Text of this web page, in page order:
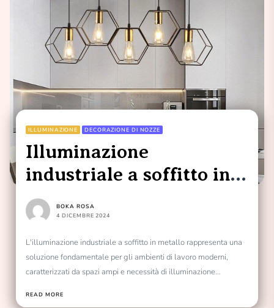
ILLUMINAZIONE DECORAZIONE DI NOZZE
Illuminazione
industriale a soffitto in
metallo
BOKA ROSA
4 DICEMBRE 2024
L'illuminazione industriale a soffitto in metallo rappresenta una
soluzione fondamentale per gli ambienti di lavoro moderni,
caratterizzati da spazi ampi e necessità di illuminazione
READ MORE